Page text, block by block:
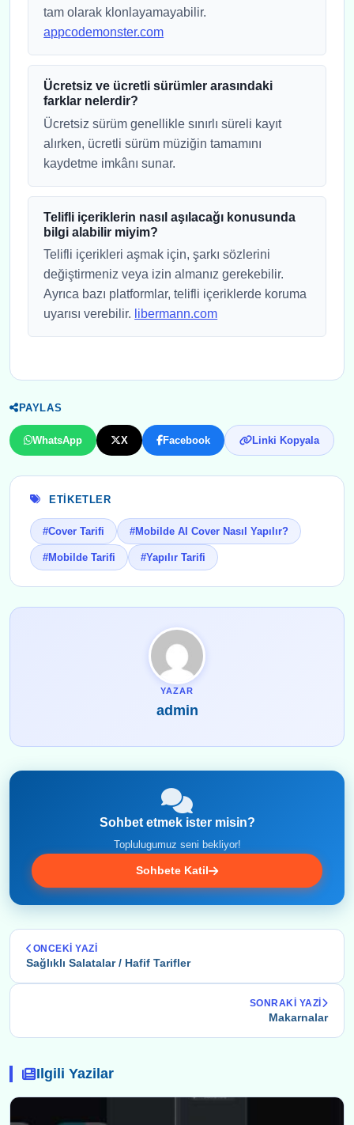
tam olarak klonlayamayabilir.
appcodemonster.com
Ücretsiz ve ücretli sürümler arasındaki
farklar nelerdir?
Ücretsiz sürüm genellikle sınırlı süreli kayıt
alırken, ücretli sürüm müziğin tamamını
kaydetme imkânı sunar.
Telifli içeriklerin nasıl aşılacağı konusunda
bilgi alabilir miyim?
Telifli içerikleri aşmak için, şarkı sözlerini
değiştirmeniz veya izin almanız gerekebilir.
Ayrıca bazı platformlar, telifli içeriklerde koruma
uyarısı verebilir. libermann.com
PAYLAS
WhatsApp X Facebook Linki Kopyala
ETIKETLER
#Cover Tarifi #Mobilde AI Cover Nasıl Yapılır?
#Mobilde Tarifi #Yapılır Tarifi
YAZAR
admin
Sohbet etmek ister misin?
Toplulugumuz seni bekliyor!
Sohbete Katil
ONCEKI YAZI
Sağlıklı Salatalar / Hafif Tarifler
SONRAKI YAZI
Makarnalar
Ilgili Yazilar